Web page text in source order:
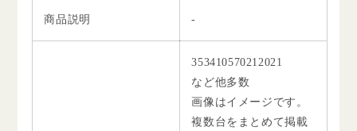
商品説明 -
353410570212021
など他多数
画像はイメージです。
複数台をまとめて掲載